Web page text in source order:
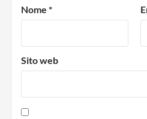
Nome *
Sito web